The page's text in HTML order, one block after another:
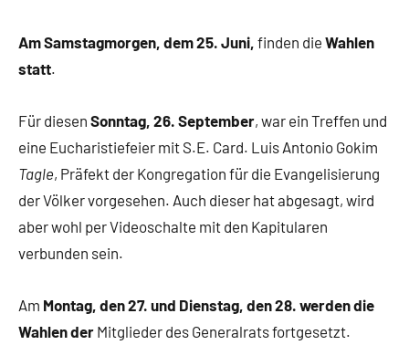
Am Samstagmorgen, dem 25. Juni, finden die Wahlen
statt.
Für diesen Sonntag, 26. September, war ein Treffen und
eine Eucharistiefeier mit S.E. Card. Luis Antonio Gokim
Tagle, Präfekt der Kongregation für die Evangelisierung
der Völker vorgesehen. Auch dieser hat abgesagt, wird
aber wohl per Videoschalte mit den Kapitularen
verbunden sein.
Am Montag, den 27. und Dienstag, den 28. werden die
Wahlen der Mitglieder des Generalrats fortgesetzt.